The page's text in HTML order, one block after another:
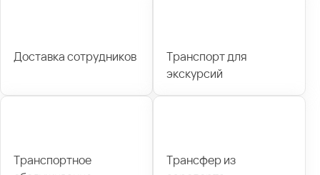
Доставка сотрудников
Транспорт для
экскурсий
Транспортное
Трансфер из